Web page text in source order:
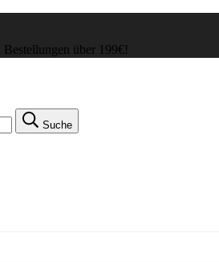
Bestellungen über 199€!
Suche